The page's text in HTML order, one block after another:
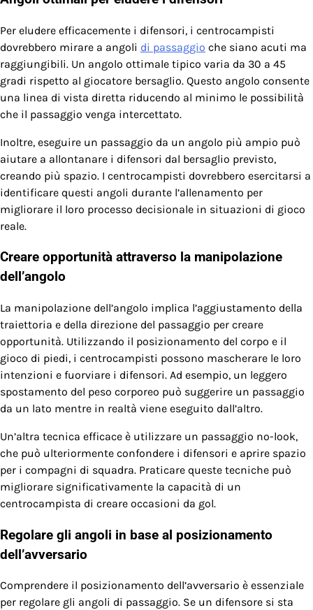
Per eludere efficacemente i difensori, i centrocampisti
dovrebbero mirare a angoli di passaggio che siano acuti ma
raggiungibili. Un angolo ottimale tipico varia da 30 a 45
gradi rispetto al giocatore bersaglio. Questo angolo consente
una linea di vista diretta riducendo al minimo le possibilità
che il passaggio venga intercettato.
Inoltre, eseguire un passaggio da un angolo più ampio può
aiutare a allontanare i difensori dal bersaglio previsto,
creando più spazio. I centrocampisti dovrebbero esercitarsi a
identificare questi angoli durante l’allenamento per
migliorare il loro processo decisionale in situazioni di gioco
reale.
Creare opportunità attraverso la manipolazione
dell’angolo
La manipolazione dell’angolo implica l’aggiustamento della
traiettoria e della direzione del passaggio per creare
opportunità. Utilizzando il posizionamento del corpo e il
gioco di piedi, i centrocampisti possono mascherare le loro
intenzioni e fuorviare i difensori. Ad esempio, un leggero
spostamento del peso corporeo può suggerire un passaggio
da un lato mentre in realtà viene eseguito dall’altro.
Un’altra tecnica efficace è utilizzare un passaggio no-look,
che può ulteriormente confondere i difensori e aprire spazio
per i compagni di squadra. Praticare queste tecniche può
migliorare significativamente la capacità di un
centrocampista di creare occasioni da gol.
Regolare gli angoli in base al posizionamento
dell’avversario
Comprendere il posizionamento dell’avversario è essenziale
per regolare gli angoli di passaggio. Se un difensore si sta